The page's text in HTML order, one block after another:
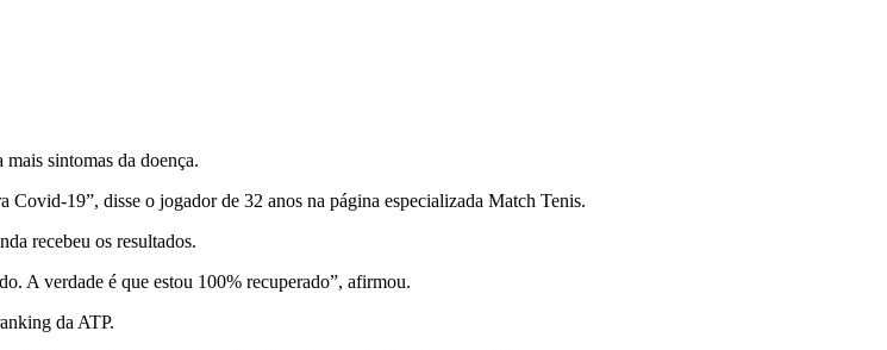
sintomas da doença.
19”, disse o jogador de 32 anos na página especializada Match Tenis.
recebeu os resultados.
A verdade é que estou 100% recuperado”, afirmou.
da ATP.